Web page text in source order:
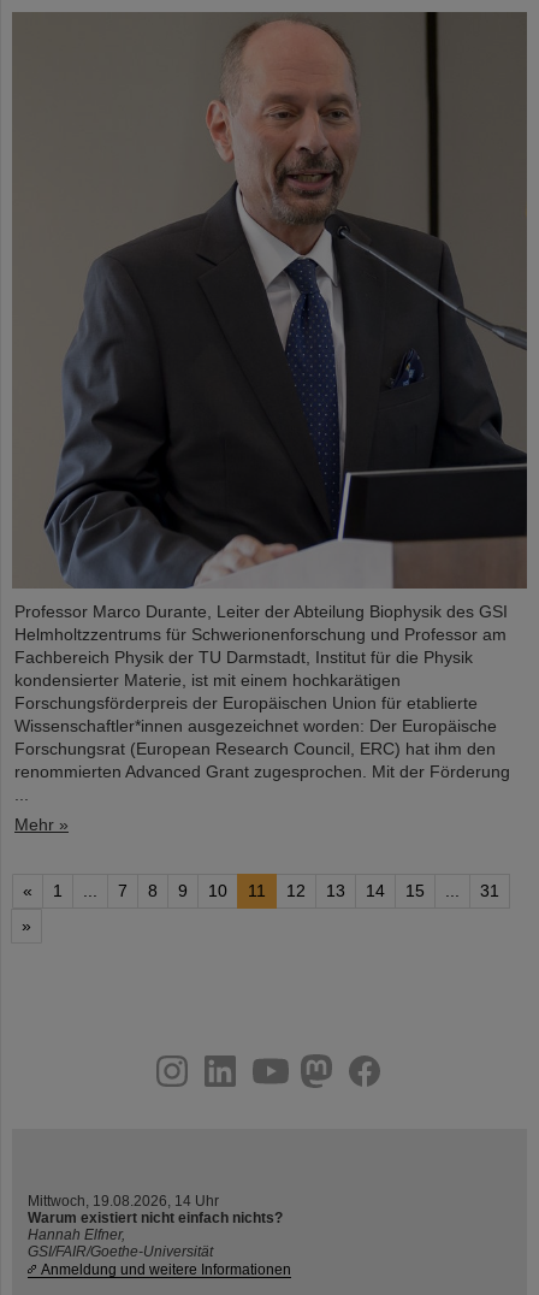
Professor Marco Durante, Leiter der Abteilung Biophysik des GSI
Helmholtzzentrums für Schwerionenforschung und Professor am
Fachbereich Physik der TU Darmstadt, Institut für die Physik
kondensierter Materie, ist mit einem hochkarätigen
Forschungsförderpreis der Europäischen Union für etablierte
Wissenschaftler*innen ausgezeichnet worden: Der Europäische
Forschungsrat (European Research Council, ERC) hat ihm den
renommierten Advanced Grant zugesprochen. Mit der Förderung
Mehr »
« 1 7 8 9 10 11 12 13 14 15
31
»
youtube
helmholtz.social
facebook
Mittwoch, 19.08.2026, 14 Uhr
Warum existiert nicht einfach nichts?
Hannah Elfner,
GSI/FAIR/Goethe-Universität
Anmeldung und weitere Informationen